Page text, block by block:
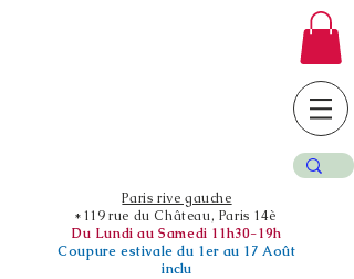
Paris rive gauche
*119 rue du Château, Paris 14è
Du Lundi au Samedi 11h30-19h
Coupure estivale du 1er au 17 Août
inclu